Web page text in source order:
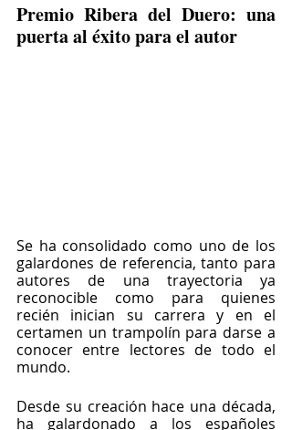
Premio Ribera del Duero: una
puerta al éxito para el autor
Se ha consolidado como uno de los
galardones de referencia, tanto para
autores de una trayectoria ya
reconocible como para quienes
recién inician su carrera y en el
certamen un trampolín para darse a
conocer entre lectores de todo el
mundo.
Desde su creación hace una década,